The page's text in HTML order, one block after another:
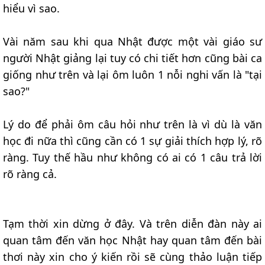
hiểu vì sao.
Vài năm sau khi qua Nhật được một vài giáo sư
người Nhật giảng lại tuy có chi tiết hơn cũng bài ca
giống như trên và lại ôm luôn 1 nỗi nghi vấn là "tại
sao?"
Lý do để phải ôm câu hỏi như trên là vì dù là văn
học đi nữa thì cũng cần có 1 sự giải thích hợp lý, rõ
ràng. Tuy thế hầu như không có ai có 1 câu trả lời
rõ ràng cả.
Tạm thời xin dừng ở đây. Và trên diễn đàn này ai
quan tâm đến văn học Nhật hay quan tâm đến bài
thơi này xin cho ý kiến rồi sẽ cùng thảo luận tiếp